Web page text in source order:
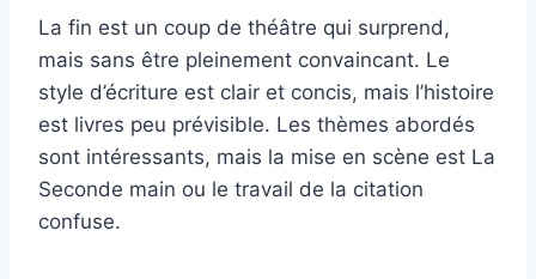
La fin est un coup de théâtre qui surprend,
mais sans être pleinement convaincant. Le
style d’écriture est clair et concis, mais l’histoire
est livres peu prévisible. Les thèmes abordés
sont intéressants, mais la mise en scène est La
Seconde main ou le travail de la citation
confuse.